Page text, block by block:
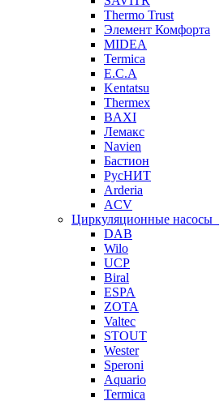
Thermo Trust
Элемент Комфорта
MIDEA
Termica
E.C.A
Kentatsu
Thermex
BAXI
Лемакс
Navien
Бастион
РусНИТ
Arderia
ACV
Циркуляционные насосы
DAB
Wilo
UCP
Biral
ESPA
ZOTA
Valtec
STOUT
Wester
Speroni
Aquario
Termica